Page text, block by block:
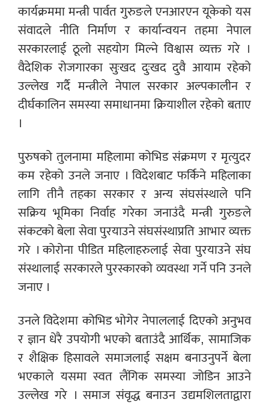
कार्यक्रममा मन्त्री पार्वत गुरुङले एनआरएन यूकेको यस
संवादले नीति निर्माण र कार्यान्वयन तहमा नेपाल
सरकारलाई ठूलो सहयोग मिल्ने विश्वास व्यक्त गरे ।
वैदेशिक रोजगारका सुःखद दुःखद दुवै आयाम रहेको
उल्लेख गर्दै मन्त्रीले नेपाल सरकार अल्पकालीन र
दीर्घकालिन समस्या समाधानमा क्रियाशील रहेको बताए
।
पुरुषको तुलनामा महिलामा कोभिड संक्रमण र मृत्युदर
कम रहेको उनले जनाए । विदेशबाट फर्किने महिलाका
लागि तीनै तहका सरकार र अन्य संघसंस्थाले पनि
सक्रिय भूमिका निर्वाह गरेका जनाउंदै मन्त्री गुरुङले
संकटको बेला सेवा पुरयाउने संघसंस्थाप्रति आभार व्यक्त
गरे । कोरोना पीडित महिलाहरुलाई सेवा पुरयाउने संघ
संस्थालाई सरकारले पुरस्कारको व्यवस्था गर्ने पनि उनले
जनाए ।
उनले विदेशमा कोभिड भोगेर नेपाललाई दिएको अनुभव
र ज्ञान धेरै उपयोगी भएको बताउंदै आर्थिक, सामाजिक
र शैक्षिक हिसावले समाजलाई सक्षम बनाउनुपर्ने बेला
भएकाले यसमा स्वत लैंगिक समस्या जोडिन आउने
उल्लेख गरे । समाज संवृद्ध बनाउन उद्यमशिलताद्वारा